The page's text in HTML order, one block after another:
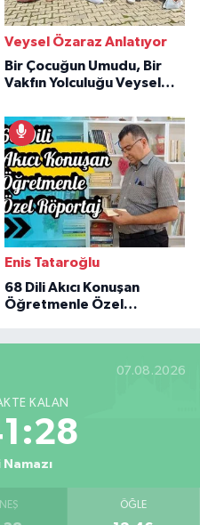
Veysel Özaraz Anlatıyor
Bir Çocuğun Umudu, Bir
Vakfın Yolculuğu Veysel
Enis Tataroğlu
68 Dili Akıcı Konuşan
Öğretmenle Özel
07.08.2026
KALAN
Namazı
ÖĞLE